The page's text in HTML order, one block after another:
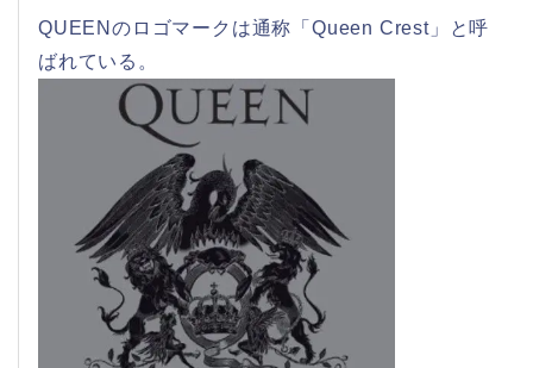
QUEENのロゴマークは通称「Queen Crest」と呼
ばれている。